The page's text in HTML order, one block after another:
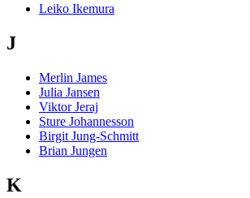
Leiko Ikemura
J
Merlin James
Julia Jansen
Viktor Jeraj
Sture Johannesson
Birgit Jung-Schmitt
Brian Jungen
K